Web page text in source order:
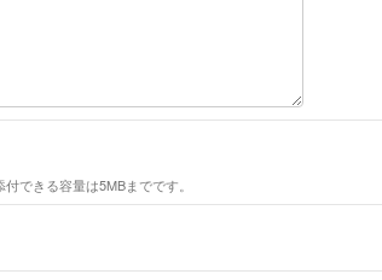
できる容量は5MBまでです。